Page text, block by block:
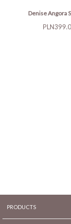
Denise Angora
Price
PRODUCTS